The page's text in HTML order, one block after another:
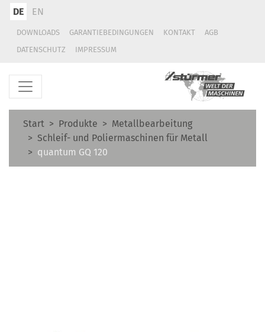
DE EN
DOWNLOADS GARANTIEBEDINGUNGEN KONTAKT
AGB
DATENSCHUTZ
IMPRESSUM
Start Produkte
Metallbearbeitung
Schleif- und Poliermaschinen für Metall
quantum GQ 120